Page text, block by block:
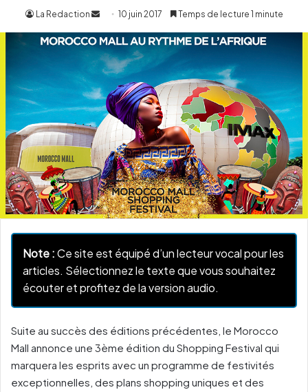
La Redaction
Envoyer
un
courriel
10 juin 2017 Temps de lecture 1 minute
Note :Ce site est équipé d’un lecteur vocal pour les
articles. Sélectionnez le texte que vous souhaitez
écouter et profitez de la version audio.
Suite au succès des éditions précédentes, le Morocco
Mall annonce une 3ème édition du Shopping Festival qui
marquera les esprits avec un programme de festivités
exceptionnelles, des plans shopping uniques et des